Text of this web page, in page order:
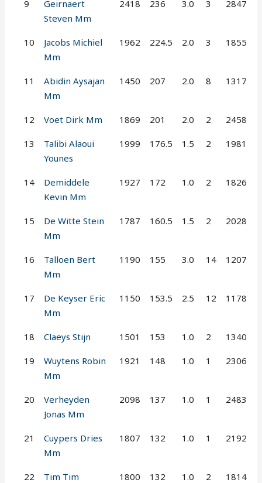
9
Geirnaert
Steven Mm
2418 236 3.0 3 2847
10
Jacobs Michiel
Mm
1962 224.5 2.0 3 1855
11
Abidin Aysajan
Mm
1450 207 2.0 8 1317
12 Voet Dirk Mm 1869 201 2.0 2 2458
13
Talibi Alaoui
Younes
1999 176.5 1.5 2 1981
14
Demiddele
Kevin Mm
1927 172 1.0 2 1826
15
De Witte Stein
Mm
1787 160.5 1.5 2 2028
16
Talloen Bert
Mm
1190 155 3.0 14 1207
17
De Keyser Eric
Mm
1150 153.5 2.5 12 1178
18 Claeys Stijn 1501 153 1.0 2 1340
19
Wuytens Robin
Mm
1921 148 1.0 1 2306
20
Verheyden
Jonas Mm
2098 137 1.0 1 2483
21
Cuypers Dries
Mm
1807 132 1.0 1 2192
22 Tim Tim 1800 132 1.0 2 1814